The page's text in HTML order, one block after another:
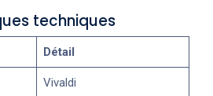
techniques
Détail
Vivaldi